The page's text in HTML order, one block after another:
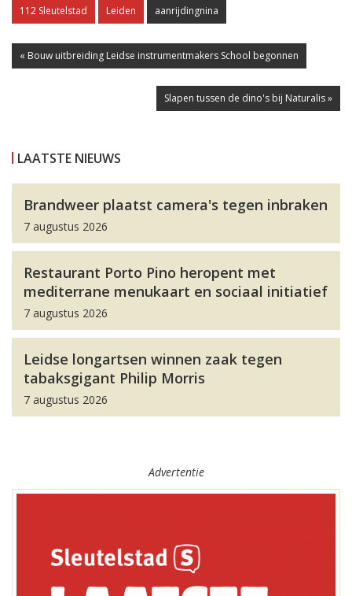
112 Sleutelstad Leiden aanrijdingnina
« Bouw uitbreiding Leidse instrumentmakers School begonnen
Slapen tussen de dino's bij Naturalis »
LAATSTE NIEUWS
Brandweer plaatst camera's tegen inbraken
7 augustus 2026
Restaurant Porto Pino heropent met
mediterrane menukaart en sociaal initiatief
7 augustus 2026
Leidse longartsen winnen zaak tegen
tabaksgigant Philip Morris
7 augustus 2026
Advertentie